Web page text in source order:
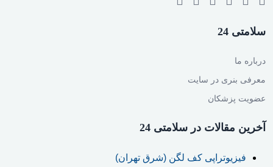
سلامتی 24
درباره ما
معرفی بنری در سایت
عضویت پزشکان
آخرین مقالات در سلامتی 24
فیزیوتراپی کف لگن (شرق تهران)